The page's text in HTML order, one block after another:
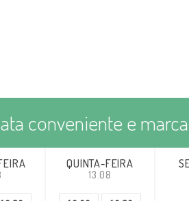
conveniente e
QUINTA-FEIRA
13.08